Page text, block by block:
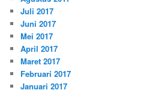
Juli 2017
Juni 2017
Mei 2017
April 2017
Maret 2017
Februari 2017
Januari 2017